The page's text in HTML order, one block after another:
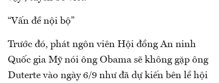
“Vấn đề nội bộ”
Trước đó, phát ngôn viên Hội đồng An ninh
Quốc gia Mỹ nói ông Obama sẽ không gặp ông
Duterte vào ngày 6/9 như đã dự kiến bên lề hội